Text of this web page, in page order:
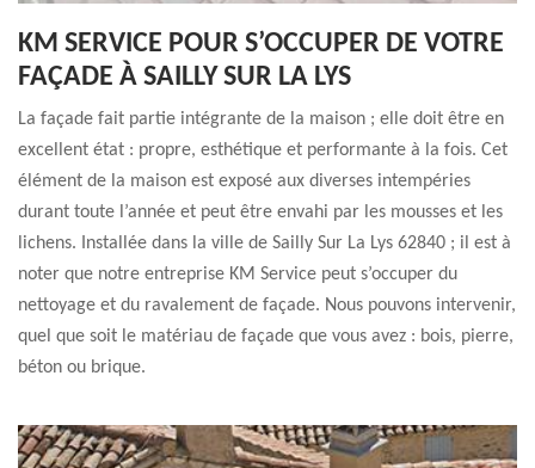
KM SERVICE POUR S’OCCUPER DE VOTRE
FAÇADE À SAILLY SUR LA LYS
La façade fait partie intégrante de la maison ; elle doit être en
excellent état : propre, esthétique et performante à la fois. Cet
élément de la maison est exposé aux diverses intempéries
durant toute l’année et peut être envahi par les mousses et les
lichens. Installée dans la ville de Sailly Sur La Lys 62840 ; il est à
noter que notre entreprise KM Service peut s’occuper du
nettoyage et du ravalement de façade. Nous pouvons intervenir,
quel que soit le matériau de façade que vous avez : bois, pierre,
béton ou brique.